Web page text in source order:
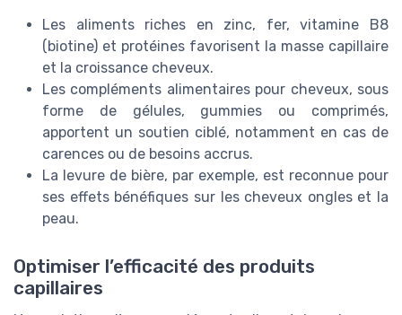
Les aliments riches en zinc, fer, vitamine B8
(biotine) et protéines favorisent la masse capillaire
et la croissance cheveux.
Les compléments alimentaires pour cheveux, sous
forme de gélules, gummies ou comprimés,
apportent un soutien ciblé, notamment en cas de
carences ou de besoins accrus.
La levure de bière, par exemple, est reconnue pour
ses effets bénéfiques sur les cheveux ongles et la
peau.
Optimiser l’efficacité des produits
capillaires